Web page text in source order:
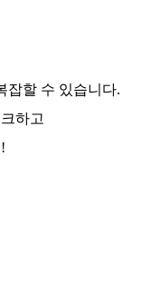
잡할 수 있습니다.
하고
!